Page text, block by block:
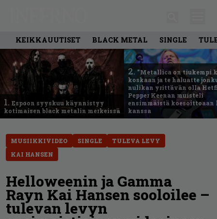
KEIKKAUUTISET BLACK METAL SINGLE
1. Espoon syyskuu käynnistyy
kotimaisen black metalin merkeissä
2. ”Metallica on tiukempi
koskaan ja te haluatte
nulikan yrittävän olla
Pepper Keenan muisteli
ensimmäistä
kanssa
MUSIIKKIVIDEO SINGLE
TULEVA LEVY
KAI HANSEN
Helloweenin ja Gamma
Rayn Kai Hansen sooloilee –
tulevan levyn